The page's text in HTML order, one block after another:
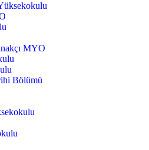
MYO
Bölümü